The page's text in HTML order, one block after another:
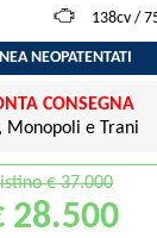
138cv /
NEOPATENTATI
CONSEGNA
Monopoli e Trani
€ 37.000
28.500